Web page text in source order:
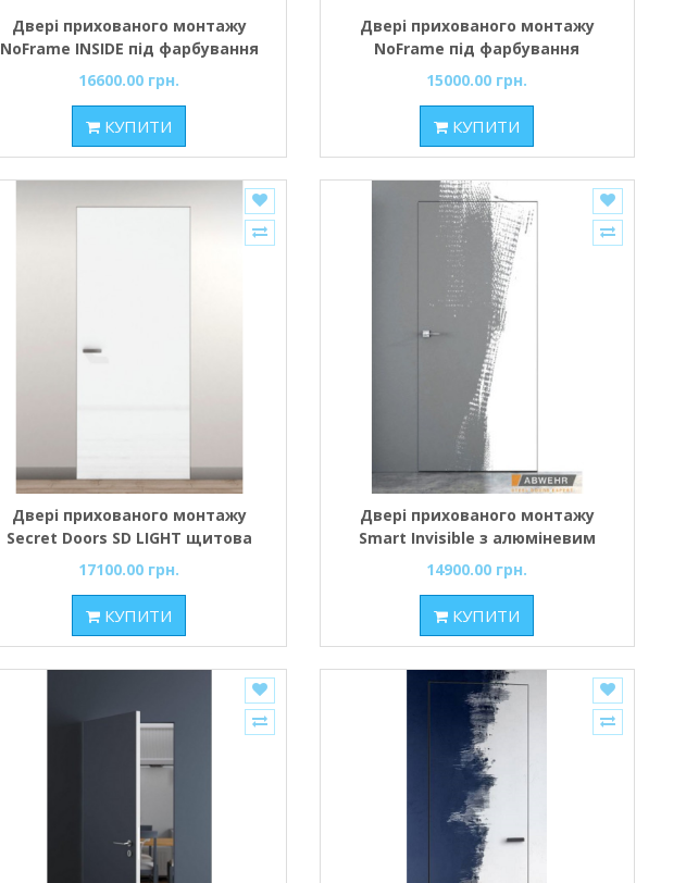
Двері прихованого монтажу
NoFrame INSIDE під фарбування
з фурнітурою
16600.00 грн.
КУПИТИ
Двері прихованого монтажу
NoFrame під фарбування
15000.00 грн.
КУПИТИ
Двері прихованого монтажу
Secret Doors SD LIGHT щитова
під фарбування
17100.00 грн.
КУПИТИ
Двері прихованого монтажу
Smart Invisible з алюміневим
сірим торцем під фарбування
14900.00 грн.
КУПИТИ